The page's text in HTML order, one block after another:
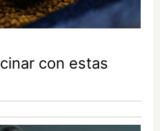
con estas